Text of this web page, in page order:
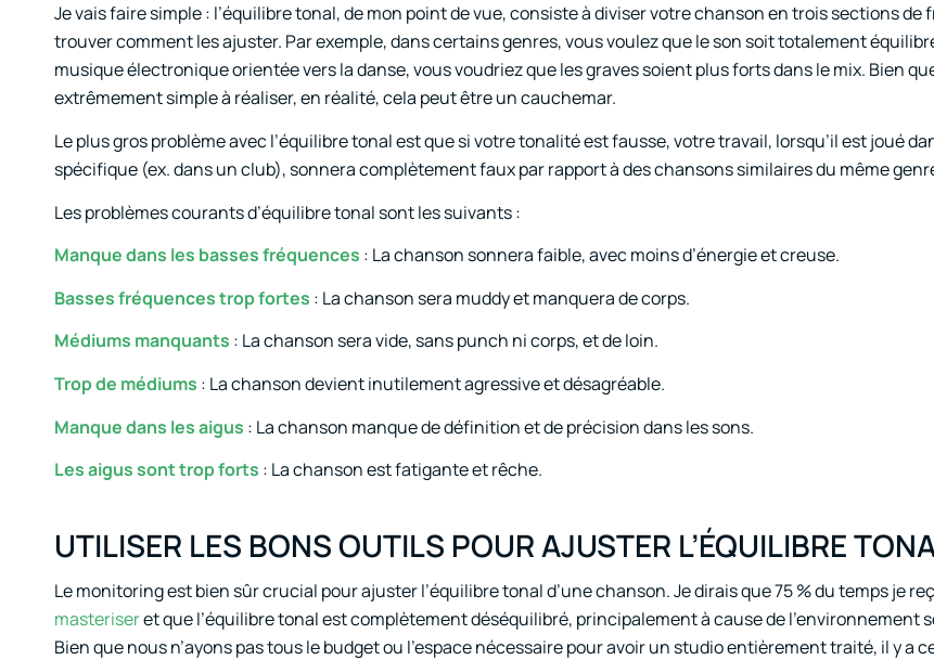
Je vais faire simple : l’équilibre tonal, de mon point de vue, consiste à diviser votre chanson en trois sections de
trouver comment les ajuster. Par exemple, dans certains genres, vous voulez que le son soit totalement
musique électronique orientée vers la danse, vous voudriez que les graves soient plus forts dans le mix. Bien
extrêmement simple à réaliser, en réalité, cela peut être un cauchemar.
Le plus gros problème avec l’équilibre tonal est que si votre tonalité est fausse, votre travail, lorsqu’il est joué
spécifique (ex. dans un club), sonnera complètement faux par rapport à des chansons similaires du même
Les problèmes courants d’équilibre tonal sont les suivants :
Manque dans les basses fréquences : La chanson sonnera faible, avec moins d’énergie et creuse.
Basses fréquences trop fortes : La chanson sera muddy et manquera de corps.
Médiums manquants : La chanson sera vide, sans punch ni corps, et de loin.
Trop de médiums : La chanson devient inutilement agressive et désagréable.
Manque dans les aigus : La chanson manque de définition et de précision dans les sons.
Les aigus sont trop forts : La chanson est fatigante et rêche.
UTILISER LES BONS OUTILS POUR AJUSTER L’ÉQUILIBRE
Le monitoring est bien sûr crucial pour ajuster l’équilibre tonal d’une chanson. Je dirais que 75 % du temps je
masteriseret que l’équilibre tonal est complètement déséquilibré, principalement à cause de l’environnement
Bien que nous n’ayons pas tous le budget ou l’espace nécessaire pour avoir un studio entièrement traité, il y a